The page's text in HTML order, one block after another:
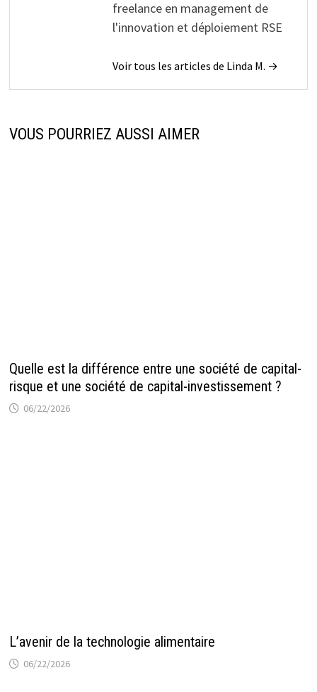
freelance en management de
l'innovation et déploiement RSE
Voir tous les articles de Linda M. →
VOUS POURRIEZ AUSSI AIMER
Quelle est la différence entre une société de capital-
risque et une société de capital-investissement ?
06/22/2026
L’avenir de la technologie alimentaire
06/22/2026